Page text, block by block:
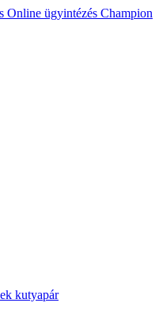
Online ügyintézés Champion
kutyapár